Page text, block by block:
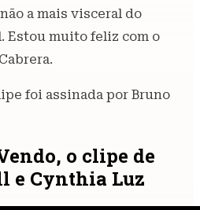
a mais visceral do
Estou muito feliz com o
foi assinada por Bruno
o clipe de
e Cynthia Luz